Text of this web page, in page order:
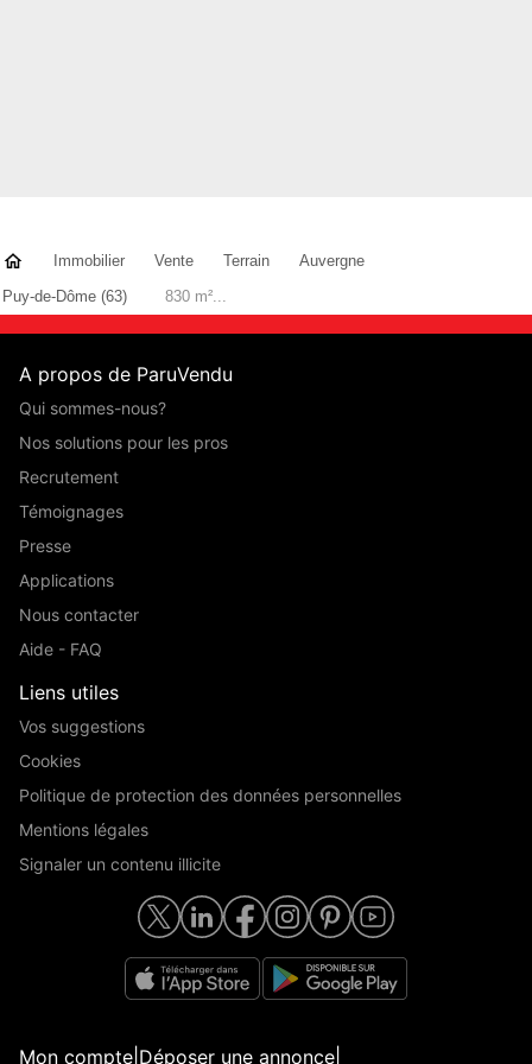
Immobilier Vente Terrain
Auvergne
Puy-de-Dôme (63)
830 m²...
A propos de ParuVendu
Qui sommes-nous?
Nos solutions pour les pros
Recrutement
Témoignages
Presse
Applications
Nous contacter
Aide - FAQ
Liens utiles
Vos suggestions
Cookies
Politique de protection des données personnelles
Mentions légales
Signaler un contenu illicite
Mon compte Déposer une annonce